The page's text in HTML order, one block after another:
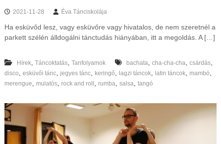
2021-11-28 Éva Tánciskolája
Ha esküvőd lesz, vagy esküvőre vagy hivatalos, de nem szeretnél a
parkett szélén álldogálni tánctudás hiányában, itt a megoldás. A […]
Hírek, Táncoktatás, Tanfolyamok bachata cha-cha-cha csárdás,
disco esküvői tánc, jegyes tánc, keringő lagzi táncok, latin táncok, mambó
merengue mulatós, rock and roll rumba salsa tangó